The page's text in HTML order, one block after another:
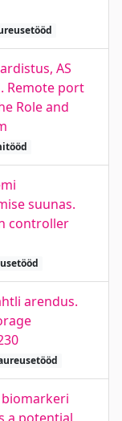
AS
Remote port
Role and
suunas.
controller
arendus.